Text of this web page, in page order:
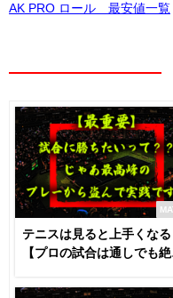
AK PRO ロール 最安値一覧
テニスは見ると上手くなる
【プロの試合は通しでも絶